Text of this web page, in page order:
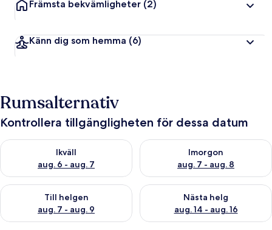
Främsta bekvämligheter (2)
Känn dig som hemma (6)
Rumsalternativ
Kontrollera tillgängligheten för dessa datum
Ikväll
aug. 6 - aug. 7
Kontrollera tillgängligheten för ikväll aug. 6 - aug. 7
Imorgon
aug. 7 - aug. 8
Kontrollera tillgängligheten
Till helgen
aug. 7 - aug. 9
Kontrollera tillgängligheten för den här helgen aug. 7 - aug. 9
Nästa helg
aug. 14 - aug. 16
Kontrollera tillgängligheten